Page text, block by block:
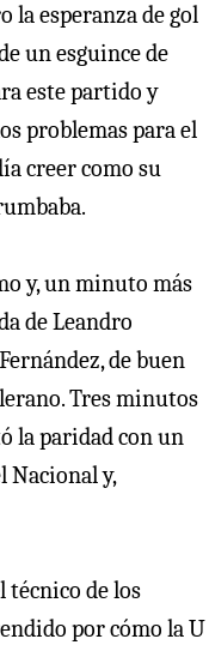
la esperanza de gol
un esguince de
este partido y
problemas para el
creer como su
y, un minuto más
de Leandro
de buen
Tres minutos
la paridad con un
Nacional y,
técnico de los
por cómo la U